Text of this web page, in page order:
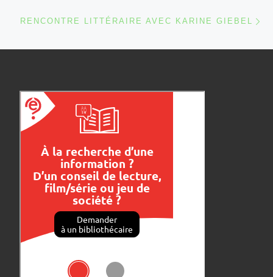
RENCONTRE LITTÉRAIRE AVEC KARINE GIEBEL